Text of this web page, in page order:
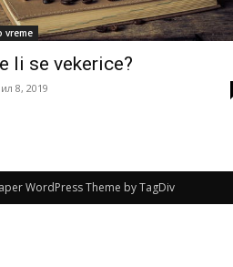
vreme
li se vekerice?
8, 2019
WordPress Theme by TagDiv